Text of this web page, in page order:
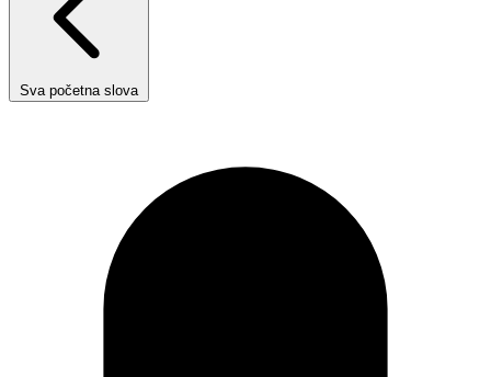
Sva početna slova